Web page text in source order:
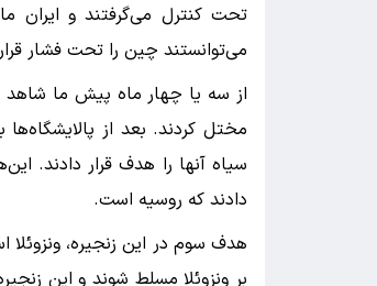
می‌توانستند چین را تحت فشار
از سه یا چهار ماه پیش ما
مختل کردند. بعد از
سیاه آنها را هدف قرار دادند.
دادند که روسیه است.
هدف سوم در این زنجیره،
بر ونزوئلا مسلط شوند و این